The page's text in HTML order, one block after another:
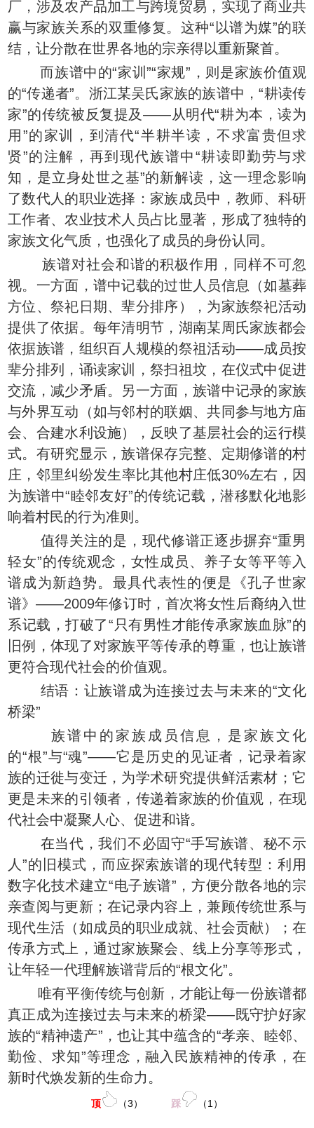
厂，涉及农产品加工与跨境贸易，实现了商业共
赢与家族关系的双重修复。这种“以谱为媒”的联
结，让分散在世界各地的宗亲得以重新聚首。
而族谱中的“家训”“家规”，则是家族价值观
的“传递者”。浙江某吴氏家族的族谱中，“耕读传
家”的传统被反复提及——从明代“耕为本，读为
用”的家训，到清代“半耕半读，不求富贵但求
贤”的注解，再到现代族谱中“耕读即勤劳与求
知，是立身处世之基”的新解读，这一理念影响
了数代人的职业选择：家族成员中，教师、科研
工作者、农业技术人员占比显著，形成了独特的
家族文化气质，也强化了成员的身份认同。
族谱对社会和谐的积极作用，同样不可忽
视。一方面，谱中记载的过世人员信息（如墓葬
方位、祭祀日期、辈分排序），为家族祭祀活动
提供了依据。每年清明节，湖南某周氏家族都会
依据族谱，组织百人规模的祭祖活动——成员按
辈分排列，诵读家训，祭扫祖坟，在仪式中促进
交流，减少矛盾。另一方面，族谱中记录的家族
与外界互动（如与邻村的联姻、共同参与地方庙
会、合建水利设施），反映了基层社会的运行模
式。有研究显示，族谱保存完整、定期修谱的村
庄，邻里纠纷发生率比其他村庄低30%左右，因
为族谱中“睦邻友好”的传统记载，潜移默化地影
响着村民的行为准则。
值得关注的是，现代修谱正逐步摒弃“重男
轻女”的传统观念，女性成员、养子女等平等入
谱成为新趋势。最具代表性的便是《孔子世家
谱》——2009年修订时，首次将女性后裔纳入世
系记载，打破了“只有男性才能传承家族血脉”的
旧例，体现了对家族平等传承的尊重，也让族谱
更符合现代社会的价值观。
结语：让族谱成为连接过去与未来的“文化
桥梁”
族谱中的家族成员信息，是家族文化
的“根”与“魂”——它是历史的见证者，记录着家
族的迁徙与变迁，为学术研究提供鲜活素材；它
更是未来的引领者，传递着家族的价值观，在现
代社会中凝聚人心、促进和谐。
在当代，我们不必固守“手写族谱、秘不示
人”的旧模式，而应探索族谱的现代转型：利用
数字化技术建立“电子族谱”，方便分散各地的宗
亲查阅与更新；在记录内容上，兼顾传统世系与
现代生活（如成员的职业成就、社会贡献）；在
传承方式上，通过家族聚会、线上分享等形式，
让年轻一代理解族谱背后的“根文化”。
唯有平衡传统与创新，才能让每一份族谱都
真正成为连接过去与未来的桥梁——既守护好家
族的“精神遗产”，也让其中蕴含的“孝亲、睦邻、
勤俭、求知”等理念，融入民族精神的传承，在
新时代焕发新的生命力。
顶 （3） 踩 （1 ）